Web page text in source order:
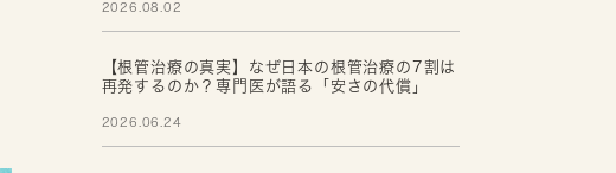
2026.08.02
【根管治療の真実】なぜ日本の根管治療の7割は
再発するのか？専門医が語る「安さの代償」
2026.06.24